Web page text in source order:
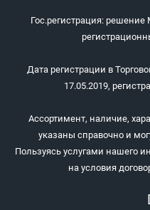
Гос.регистрация: решение
Дата регистрации в
17.05.2019,
Ассортимент, наличие,
указаны справочно и
Пользуясь услугами нашего
на условия